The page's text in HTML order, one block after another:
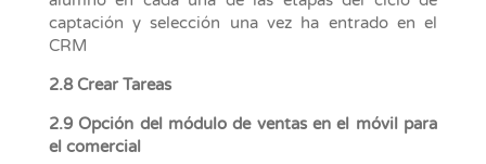
captación y selección una vez ha entrado en el
CRM
2.8 Crear Tareas
2.9 Opción del módulo de ventas en el móvil para
el comercial